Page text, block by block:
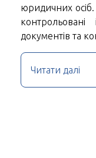
юридичних осіб.
контрольовані
документів та
Читати далі